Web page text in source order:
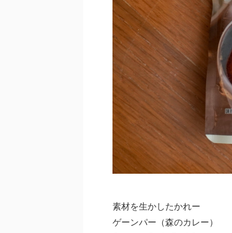
素材を生かしたかれー
ゲーンパー（森のカレー）